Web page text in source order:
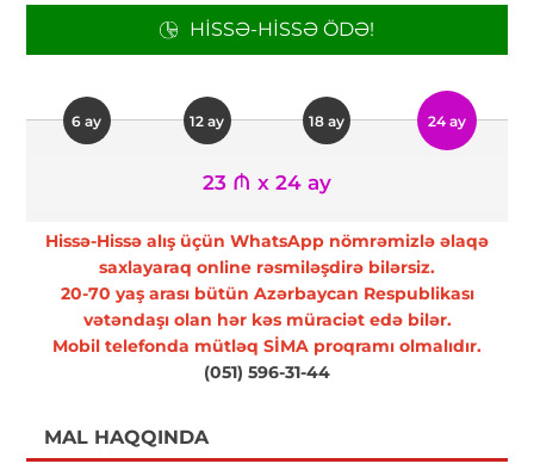
HISSƏ-HISSƏ ÖDƏ!
6 ay 12 ay 18 ay 24 ay
23 ₼ x 24 ay
Hissə-Hissə alış üçün WhatsApp nömrəmizlə əlaqə
saxlayaraq online rəsmiləşdirə bilərsiz.
20-70 yaş arası bütün Azərbaycan Respublikası
vətəndaşı olan hər kəs müraciət edə bilər.
Mobil telefonda mütləq SİMA proqramı olmalıdır.
(051) 596-31-44
MAL HAQQINDA